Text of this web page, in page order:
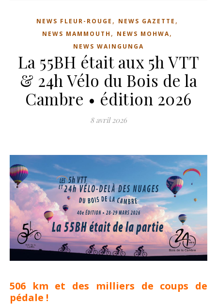
NEWS FLEUR-ROUGE , NEWS GAZETTE ,
NEWS MAMMOUTH , NEWS MOHWA,
NEWS WAINGUNGA
La 55BH était aux 5h VTT
& 24h Vélo du Bois de la
Cambre • édition 2026
8 avril 2026
506 km et des milliers de coups de
pédale !